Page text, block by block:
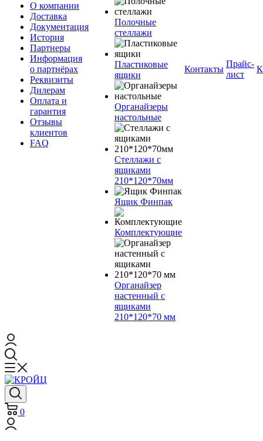
О компании
Доставка
Документация
История
Партнеры
Информация
о партнёрах
Реквизиты
Дилерам
Оплата и
гарантия
Отзывы
клиентов
FAQ
Полочные
стеллажи
Пластиковые
ящики
Органайзеры
настольные
Стеллажи с
ящиками
210*120*70мм
Ящик Финпак
Комплектующие
Органайзер
настенный с
ящиками
210*120*70 мм
Контакты
Прайс-
лист
0